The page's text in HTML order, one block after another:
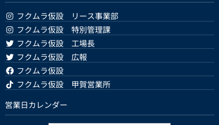
フクムラ仮設 リース事業部
フクムラ仮設 特別管理課
フクムラ仮設 工場長
フクムラ仮設 広報
フクムラ仮設
フクムラ仮設 甲賀営業所
営業日カレンダー